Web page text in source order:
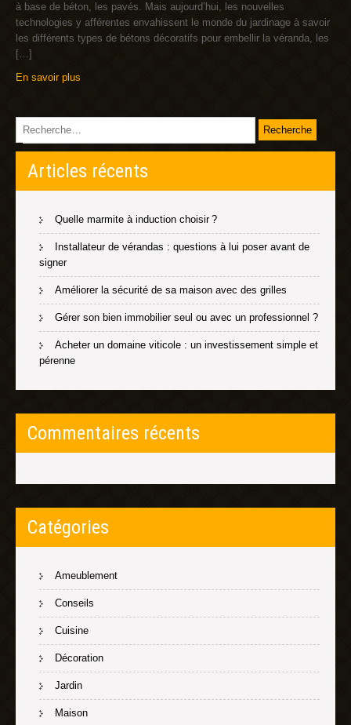
à base de béton, les pavés. Mais aujourd’hui, les nouvelles
technologies y afférentes envahissent le monde du jardinage à savoir
les différents types de bétons décoratifs pour embellir la véranda, les
[…]
En savoir plus
Articles récents
Quelle marmite à induction choisir ?
Installateur de vérandas : questions à lui poser avant de
signer
Améliorer la sécurité de sa maison avec des grilles
Gérer son bien immobilier seul ou avec un professionnel ?
Acheter un domaine viticole : un investissement simple et
pérenne
Commentaires récents
Catégories
Ameublement
Conseils
Cuisine
Décoration
Jardin
Maison